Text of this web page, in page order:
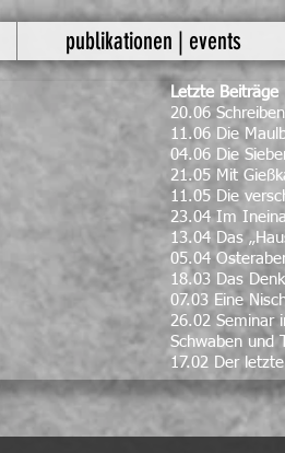
publikationen | events
Letzte Beiträge
20.06
11.06 Die
04.06 Die
21.05 Mit
11.05 Die
23.04 Im
13.04 Das
05.04
18.03 Das
07.03 Eine
26.02 Seminar
Schwaben und
17.02 Der